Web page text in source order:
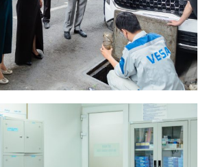
hội để tiếp tục rà soát, hoàn
nâng cao chất lượng dịch vụ,
số và tăng cường công tác
tế.
người bệnh làm trung tâm,
Nhi Hải Phòng luôn nỗ lực
cao chất lượng khám chữa
lòng của người dân và xây
tế an toàn, hiện đại, chuyên